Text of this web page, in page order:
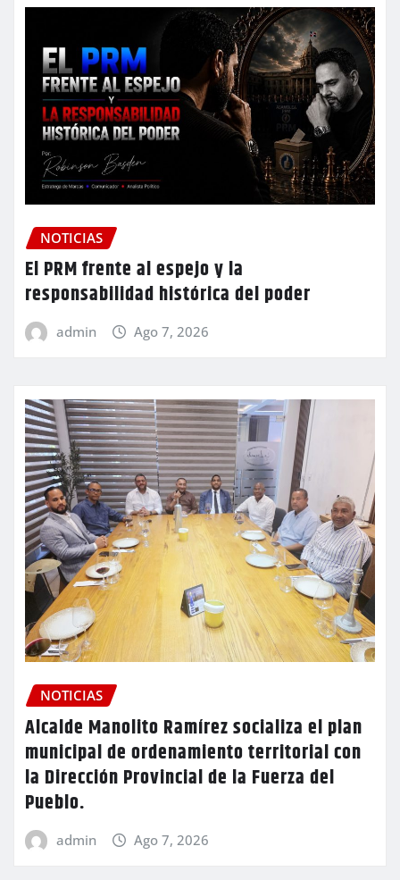
NOTICIAS
El PRM frente al espejo y la
responsabilidad histórica del poder
admin Ago 7, 2026
NOTICIAS
Alcalde Manolito Ramírez socializa el plan
municipal de ordenamiento territorial con
la Dirección Provincial de la Fuerza del
Pueblo.
admin Ago 7, 2026